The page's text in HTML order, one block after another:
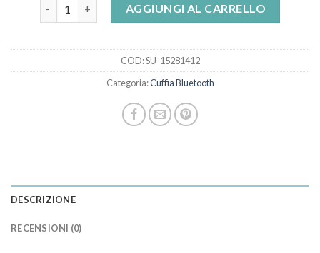
AGGIUNGI AL CARRELLO
COD:SU-15281412
Categoria:Cuffia Bluetooth
DESCRIZIONE
RECENSIONI (0)